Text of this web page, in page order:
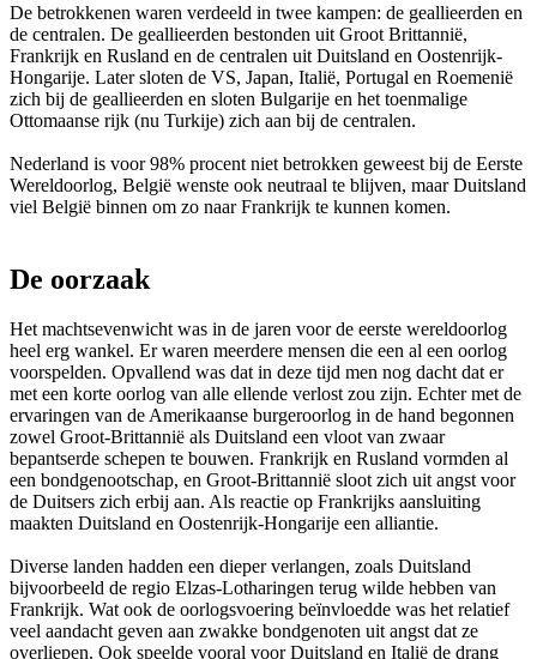
De betrokkenen waren verdeeld in twee kampen: de geallieerden en
de centralen. De geallieerden bestonden uit Groot Brittannië,
Frankrijk en Rusland en de centralen uit Duitsland en Oostenrijk-
Hongarije. Later sloten de VS, Japan, Italië, Portugal en Roemenië
zich bij de geallieerden en sloten Bulgarije en het toenmalige
Ottomaanse rijk (nu Turkije) zich aan bij de centralen.
Nederland is voor 98% procent niet betrokken geweest bij de Eerste
Wereldoorlog, België wenste ook neutraal te blijven, maar Duitsland
viel België binnen om zo naar Frankrijk te kunnen komen.
De oorzaak
Het machtsevenwicht was in de jaren voor de eerste wereldoorlog
heel erg wankel. Er waren meerdere mensen die een al een oorlog
voorspelden. Opvallend was dat in deze tijd men nog dacht dat er
met een korte oorlog van alle ellende verlost zou zijn. Echter met de
ervaringen van de Amerikaanse burgeroorlog in de hand begonnen
zowel Groot-Brittannië als Duitsland een vloot van zwaar
bepantserde schepen te bouwen. Frankrijk en Rusland vormden al
een bondgenootschap, en Groot-Brittannië sloot zich uit angst voor
de Duitsers zich erbij aan. Als reactie op Frankrijks aansluiting
maakten Duitsland en Oostenrijk-Hongarije een alliantie.
Diverse landen hadden een dieper verlangen, zoals Duitsland
bijvoorbeeld de regio Elzas-Lotharingen terug wilde hebben van
Frankrijk. Wat ook de oorlogsvoering beïnvloedde was het relatief
veel aandacht geven aan zwakke bondgenoten uit angst dat ze
overliepen. Ook speelde vooral voor Duitsland en Italië de drang